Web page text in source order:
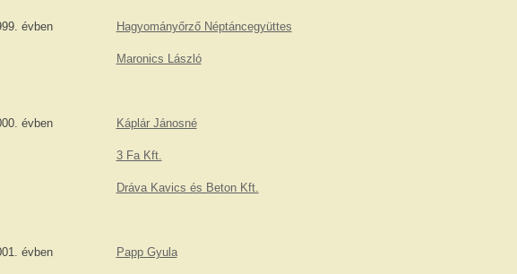
évben Hagyományőrző Néptáncegyüttes
Maronics László
évben Káplár Jánosné
3 Fa Kft.
Dráva Kavics és Beton Kft.
évben Papp Gyula